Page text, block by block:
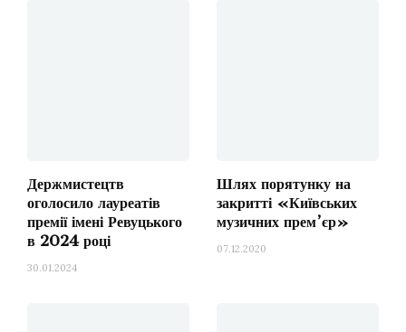
Держмистецтв
оголосило лауреатів
премії імені Ревуцького
в 2024 році
30.01.2024
Шлях порятунку на
закритті «Київських
музичних прем’єр»
07.12.2020